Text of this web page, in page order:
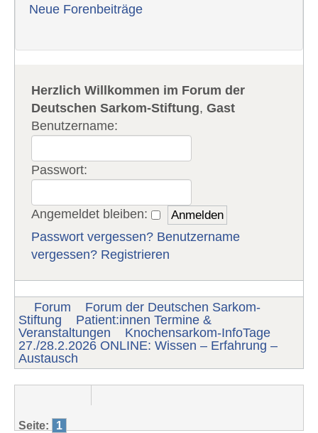
Neue Forenbeiträge
Herzlich Willkommen im Forum der
Deutschen Sarkom-Stiftung,Gast
Benutzername:
Passwort:
Angemeldet bleiben:
Passwort vergessen? Benutzername
vergessen? Registrieren
Forum
Forum der Deutschen Sarkom-
Stiftung
Patient:innen Termine &
Veranstaltungen
Knochensarkom-InfoTage
27./28.2.2026 ONLINE: Wissen – Erfahrung –
Austausch
Seite: 1